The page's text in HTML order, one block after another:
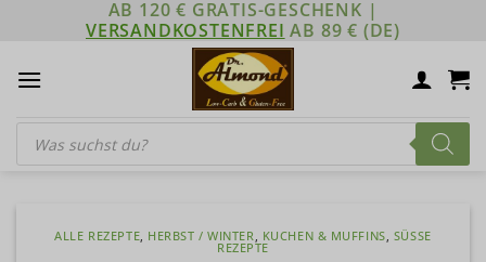
AB 120 € GRATIS-GESCHENK |
VERSANDKOSTENFREI AB 89 € (DE)
Products
search
ALLE REZEPTE, HERBST / WINTER, KUCHEN & MUFFINS, SÜSSE R
EZEPTE